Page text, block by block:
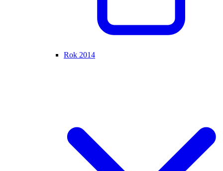
Rok 2014